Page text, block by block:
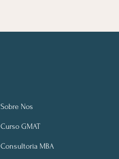
Sobre Nos
Curso GMAT
Consultoria MBA